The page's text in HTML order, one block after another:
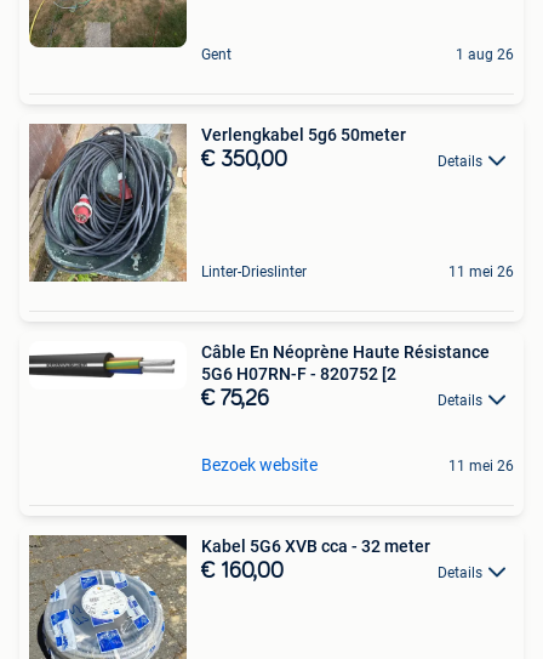
Gent 1 aug 26
Verlengkabel 5g6 50meter
€ 350,00 Details
Linter-Drieslinter 11 mei 26
Câble En Néoprène Haute Résistance
5G6 H07RN-F - 820752 [2
€ 75,26 Details
Bezoek website 11 mei 26
Kabel 5G6 XVB cca - 32 meter
€ 160,00 Details